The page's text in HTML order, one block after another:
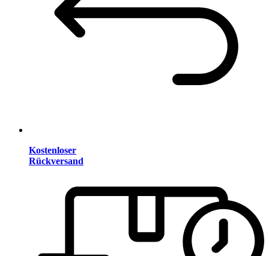
Kostenloser
Rückversand